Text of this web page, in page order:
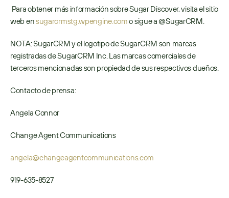
web en sugarcrmstg.wpengine.com o sigue a @SugarCRM.
NOTA: SugarCRM y el logotipo de SugarCRM son marcas
registradas de SugarCRM Inc. Las marcas comerciales de
terceros mencionadas son propiedad de sus respectivos dueños.
Contacto de prensa:
Angela Connor
Change Agent Communications
angela@changeagentcommunications.com
919-635-8527